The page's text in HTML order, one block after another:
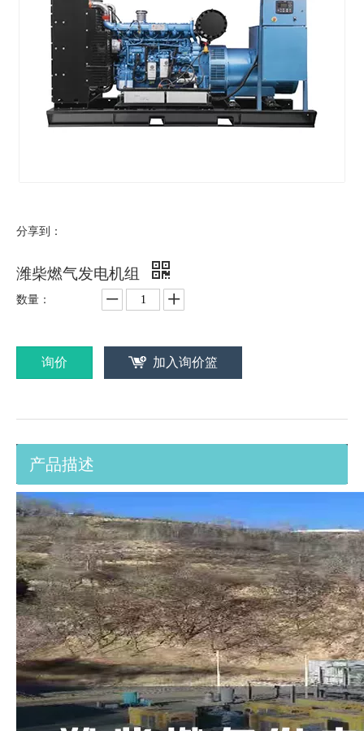
分享到：
潍柴燃气发电机组
数量：
询价 加入询价篮
产品描述